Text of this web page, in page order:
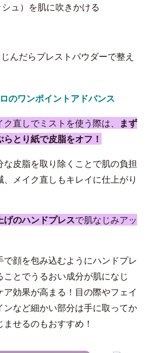
ュ）を肌に吹きかける
んだらプレストパウダーで整え
のワンポイントアドバンス
直しでミストを使う際は、
まず
らとり紙で皮脂をオフ！
皮脂を取り除くことで肌の負担
、メイク直しもキレイに仕上がり
げのハンドプレスで肌なじみアッ
顔を包み込むようにハンドプレ
ことでうるおい成分が肌になじ
ア効果が高まる！目の際やフェイ
ンなど細かい部分は手に取ってか
ませるのもおすすめ！